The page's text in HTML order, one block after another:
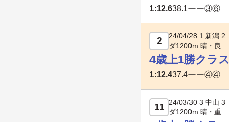
1:12.638.1ーー③⑥
2
24/04/28 1 新潟 2
ダ1200m 晴・良
4歳上1勝クラス
1:12.437.4ーー④④
11
24/03/30 3 中山 3
ダ1200m 晴・重